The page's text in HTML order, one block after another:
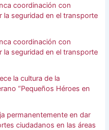
coordinación con
seguridad en el transporte
coordinación con
seguridad en el transporte
la cultura de la
“Pequeños Héroes en
permanentemente en dar
ciudadanos en las áreas